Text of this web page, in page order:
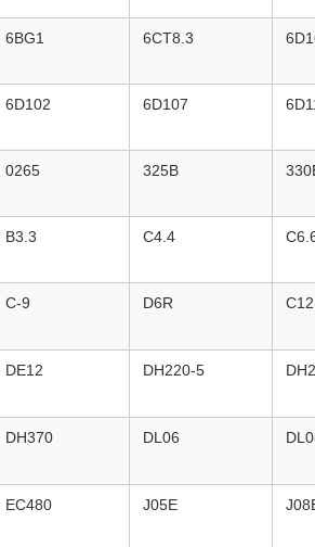
6BG1 6CT8.3
6D102 6D107
0265 325B
B3.3 C4.4
C-9 D6R C12
DE12 DH220-5
DH370 DL06
EC480 J05E